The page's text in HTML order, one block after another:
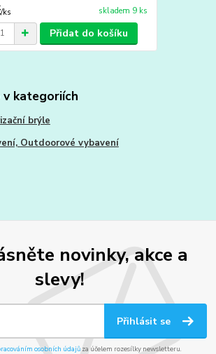
/ks skladem 9 ks
Přidat do košíku
v kategoriích
brýle
Outdoorové vybavení
novinky, akce a
slevy!
Přihlásit se
osobních údajůza účelem rozesílky newsletteru.